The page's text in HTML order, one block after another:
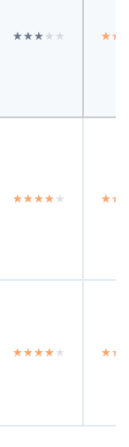
★★★★★
★★★★★
★★★★★
★★★★★
★★★★★
★★★★★